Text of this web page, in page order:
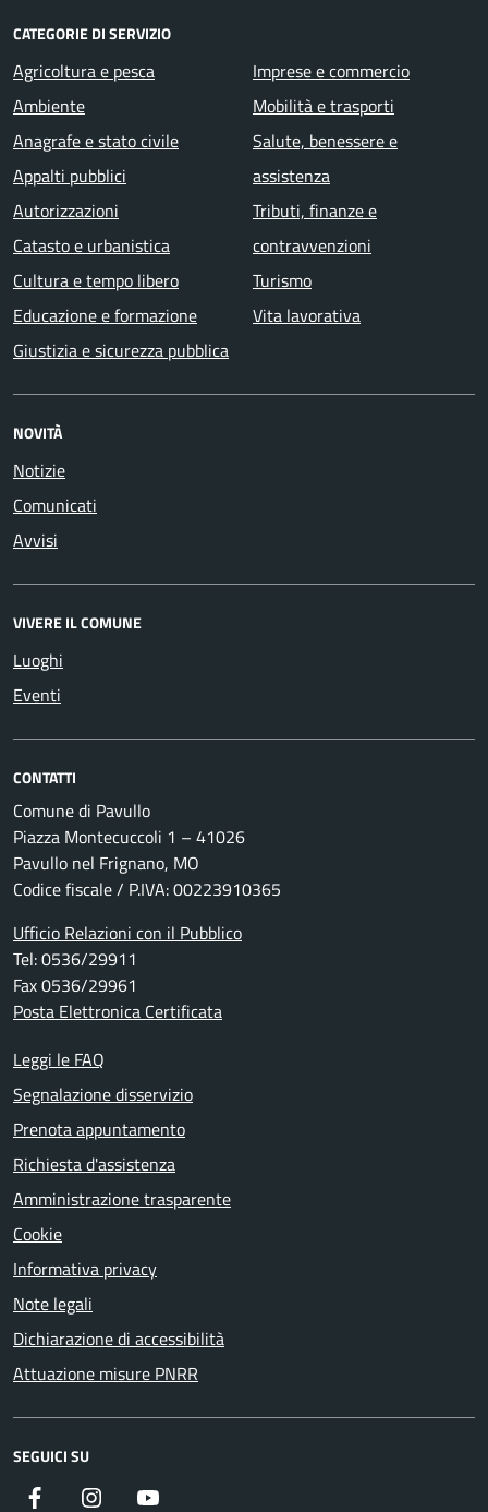
CATEGORIE DI SERVIZIO
Agricoltura e pesca
Ambiente
Anagrafe e stato civile
Appalti pubblici
Autorizzazioni
Catasto e urbanistica
Cultura e tempo libero
Educazione e formazione
Giustizia e sicurezza pubblica
Imprese e commercio
Mobilità e trasporti
Salute, benessere e
assistenza
Tributi, finanze e
contravvenzioni
Turismo
Vita lavorativa
NOVITÀ
Notizie
Comunicati
Avvisi
VIVERE IL COMUNE
Luoghi
Eventi
CONTATTI
Comune di Pavullo
Piazza Montecuccoli 1 – 41026
Pavullo nel Frignano, MO
Codice fiscale / P.IVA: 00223910365
Ufficio Relazioni con il Pubblico
Tel: 0536/29911
Fax 0536/29961
Posta Elettronica Certificata
Leggi le FAQ
Segnalazione disservizio
Prenota appuntamento
Richiesta d'assistenza
Amministrazione trasparente
Cookie
Informativa privacy
Note legali
Dichiarazione di accessibilità
Attuazione misure PNRR
SEGUICI SU
Facebook Instagram